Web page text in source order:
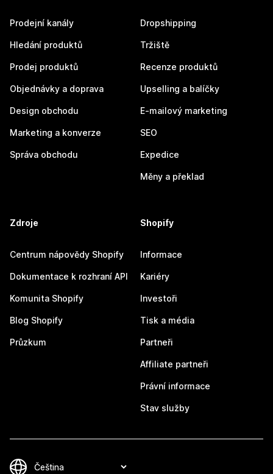
Prodejní kanály
Hledání produktů
Prodej produktů
Objednávky a doprava
Design obchodu
Marketing a konverze
Správa obchodu
Dropshipping
Tržiště
Recenze produktů
Upselling a balíčky
E-mailový marketing
SEO
Expedice
Měny a překlad
Zdroje
Centrum nápovědy Shopify
Dokumentace k rozhraní API
Komunita Shopify
Blog Shopify
Průzkum
Shopify
Informace
Kariéry
Investoři
Tisk a média
Partneři
Affiliate partneři
Právní informace
Stav služby